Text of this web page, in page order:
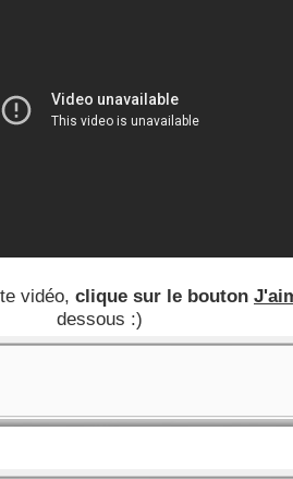
vidéo, clique sur le bouton
dessous :)